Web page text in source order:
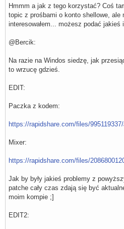
Hmmm a jak z tego korzystać? Coś
topic z prośbami o konto shellowe, ale
interesowałem... możesz podać jakieś
@Bercik:
Na razie na Windos siedzę, jak
to wrzucę gdzieś.
EDIT:
Paczka z kodem:
https://rapidshare.com/files/
Mixer:
https://rapidshare.com/files/
Jak by były jakieś problemy z
patche cały czas zdają się być
moim kompie ;]
EDIT2: